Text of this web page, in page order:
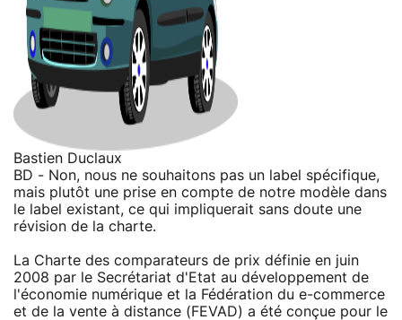
Bastien Duclaux
BD - Non, nous ne souhaitons pas un label spécifique,
mais plutôt une prise en compte de notre modèle dans
le label existant, ce qui impliquerait sans doute une
révision de la charte.
La Charte des comparateurs de prix définie en juin
2008 par le Secrétariat d'Etat au développement de
l'économie numérique et la Fédération du e-commerce
et de la vente à distance (FEVAD) a été conçue pour le